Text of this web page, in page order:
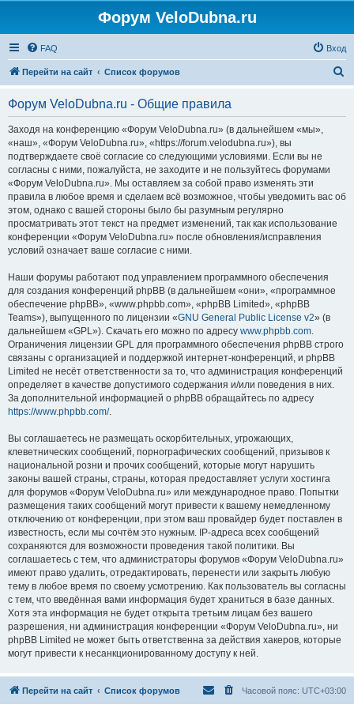
Форум VeloDubna.ru
FAQ Вход
Перейти на сайт Список форумов
Форум VeloDubna.ru - Общие правила
Заходя на конференцию «Форум VeloDubna.ru» (в дальнейшем «мы»,
«наш», «Форум VeloDubna.ru», «https://forum.velodubna.ru»), вы
подтверждаете своё согласие со следующими условиями. Если вы не
согласны с ними, пожалуйста, не заходите и не пользуйтесь форумами
«Форум VeloDubna.ru». Мы оставляем за собой право изменять эти
правила в любое время и сделаем всё возможное, чтобы уведомить вас об
этом, однако с вашей стороны было бы разумным регулярно
просматривать этот текст на предмет изменений, так как использование
конференции «Форум VeloDubna.ru» после обновления/исправления
условий означает ваше согласие с ними.
Наши форумы работают под управлением программного обеспечения
для создания конференций phpBB (в дальнейшем «они», «программное
обеспечение phpBB», «www.phpbb.com», «phpBB Limited», «phpBB
Teams»), выпущенного по лицензии «GNU General Public License v2» (в
дальнейшем «GPL»). Скачать его можно по адресу www.phpbb.com.
Ограничения лицензии GPL для программного обеспечения phpBB строго
связаны с организацией и поддержкой интернет-конференций, и phpBB
Limited не несёт ответственности за то, что администрация конференций
определяет в качестве допустимого содержания и/или поведения в них.
За дополнительной информацией о phpBB обращайтесь по адресу
https://www.phpbb.com/.
Вы соглашаетесь не размещать оскорбительных, угрожающих,
клеветнических сообщений, порнографических сообщений, призывов к
национальной розни и прочих сообщений, которые могут нарушить
законы вашей страны, страны, которая предоставляет услуги хостинга
для форумов «Форум VeloDubna.ru» или международное право. Попытки
размещения таких сообщений могут привести к вашему немедленному
отключению от конференции, при этом ваш провайдер будет поставлен в
известность, если мы сочтём это нужным. IP-адреса всех сообщений
сохраняются для возможности проведения такой политики. Вы
соглашаетесь с тем, что администраторы форумов «Форум VeloDubna.ru»
имеют право удалить, отредактировать, перенести или закрыть любую
тему в любое время по своему усмотрению. Как пользователь вы согласны
с тем, что введённая вами информация будет храниться в базе данных.
Хотя эта информация не будет открыта третьим лицам без вашего
разрешения, ни администрация конференции «Форум VeloDubna.ru», ни
phpBB Limited не может быть ответственна за действия хакеров, которые
могут привести к несанкционированному доступу к ней.
Перейти на сайт Список форумов Часовой пояс: UTC+03:00